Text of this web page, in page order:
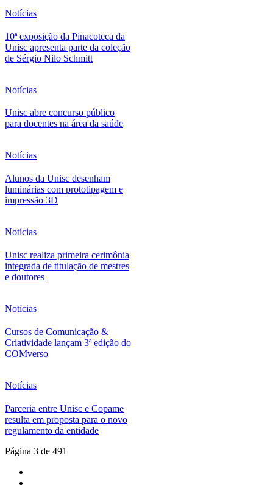
Notícias
10ª exposição da Pinacoteca da
Unisc apresenta parte da coleção
de Sérgio Nilo Schmitt
Notícias
Unisc abre concurso público
para docentes na área da saúde
Notícias
Alunos da Unisc desenham
luminárias com prototipagem e
impressão 3D
Notícias
Unisc realiza primeira cerimônia
integrada de titulação de mestres
e doutores
Notícias
Cursos de Comunicação &
Criatividade lançam 3ª edição do
COMverso
Notícias
Parceria entre Unisc e Copame
resulta em proposta para o novo
regulamento da entidade
Página 3 de 491